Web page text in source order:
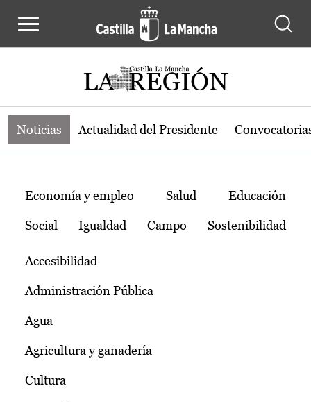
Noticias de la región de Castilla-La
Noticias Actualidad del Presidente
Temas
Economía y empleo Salud Educación
Social Igualdad Campo Sostenibilidad
Accesibilidad
Administración Pública
Agua
Agricultura y ganadería
Cultura